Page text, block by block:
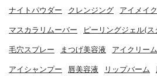
ナイトパウダー クレンジング アイメイ
マスカラリムーバー ピーリングジェル(
毛穴スプレー まつげ美容液 アイクリーム
アイシャンプー 唇美容液 リップバーム